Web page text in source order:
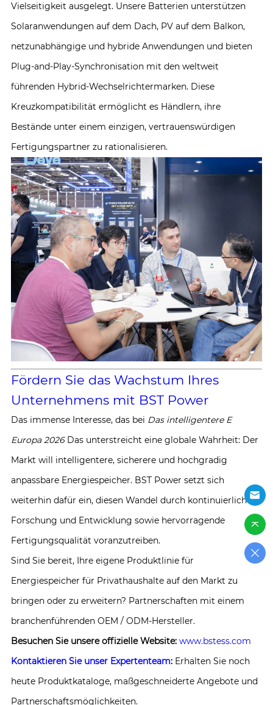
Vielseitigkeit ausgelegt. Unsere Batterien unterstützen
Solaranwendungen auf dem Dach, PV auf dem Balkon,
netzunabhängige und hybride Anwendungen und bieten
Plug-and-Play-Synchronisation mit den weltweit
führenden Hybrid-Wechselrichtermarken. Diese
Kreuzkompatibilität ermöglicht es Händlern, ihre
Bestände unter einem einzigen, vertrauenswürdigen
Fertigungspartner zu rationalisieren.
Fördern Sie das Wachstum Ihres
Unternehmens mit BST Power
Das immense Interesse, das bei Das intelligentere E
Europa 2026Das unterstreicht eine globale Wahrheit: Der
Markt will intelligentere, sicherere und hochgradig
anpassbare Energiespeicher. BST Power setzt sich
weiterhin dafür ein, diesen Wandel durch kontinuierliche
Forschung und Entwicklung sowie hervorragende
Fertigungsqualität voranzutreiben.
Sind Sie bereit, Ihre eigene Produktlinie für
Energiespeicher für Privathaushalte auf den Markt zu
bringen oder zu erweitern? Partnerschaften mit einem
branchenführenden OEM / ODM-Hersteller.
Besuchen Sie unsere offizielle Website: www.bstess.com
Kontaktieren Sie unser Expertenteam: Erhalten Sie noch
heute Produktkataloge, maßgeschneiderte Angebote und
Partnerschaftsmöglichkeiten.